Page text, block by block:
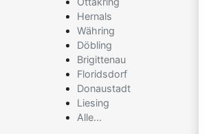
Hernals
Währing
Döbling
Brigittenau
Floridsdorf
Donaustadt
Liesing
Alle...